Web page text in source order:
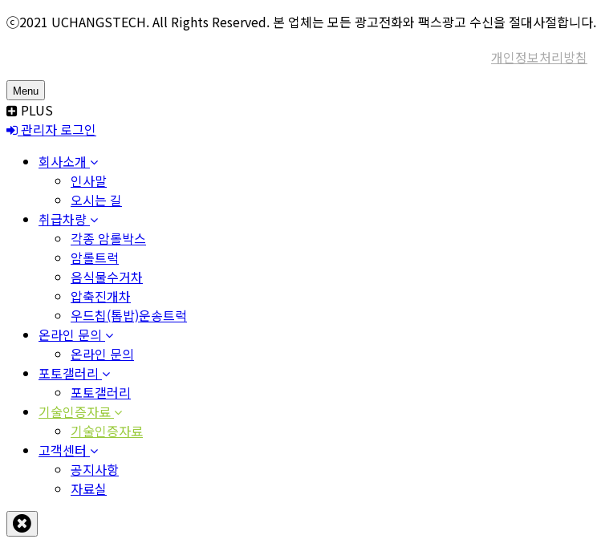
ⓒ2021 UCHANGSTECH. All Rights Reserved. 본 업체는 모든 광고전화와 팩스광고 수신을 절대사절합니다.
개인정보처리방침
Menu
PLUS
관리자 로그인
회사소개
인사말
오시는 길
취급차량
각종 암롤박스
암롤트럭
음식물수거차
압축진개차
우드칩(톱밥)운송트럭
온라인 문의
온라인 문의
포토갤러리
포토갤러리
기술인증자료
기술인증자료
고객센터
공지사항
자료실